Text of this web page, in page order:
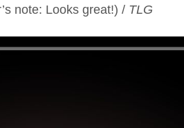
note: Looks great!) / TLG